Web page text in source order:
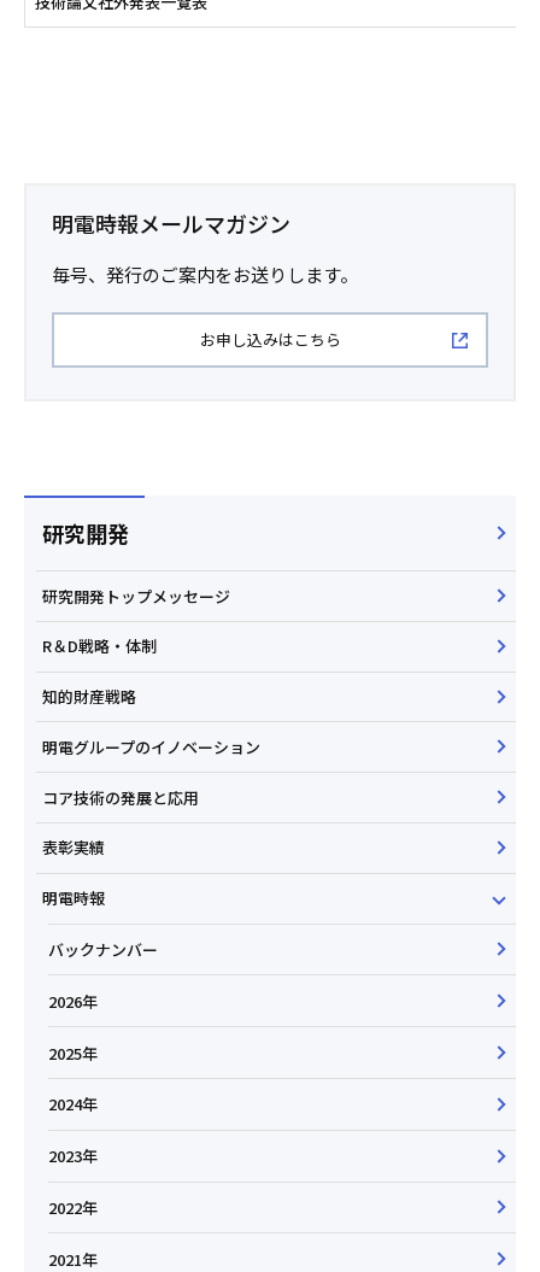
明電時報メールマガジン
毎号、発行のご案内をお送りします。
お申し込みはこちら
研究開発
研究開発トップメッセージ
R＆D戦略・体制
知的財産戦略
明電グループのイノベーション
コア技術の発展と応用
表彰実績
明電時報
バックナンバー
2026年
2025年
2024年
2023年
2022年
2021年